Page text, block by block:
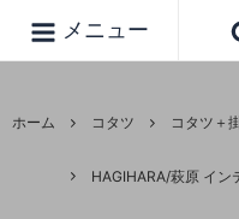
メニュー
ホーム コタツ コタツ＋
HAGIHARA/萩原 イン